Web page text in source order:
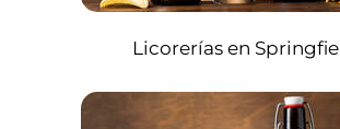
Licorerías en